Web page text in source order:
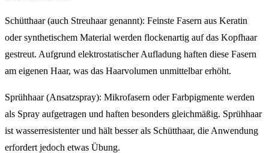
Schütthaar (auch Streuhaar genannt): Feinste Fasern aus Keratin
oder synthetischem Material werden flockenartig auf das Kopfhaar
gestreut. Aufgrund elektrostatischer Aufladung haften diese Fasern
am eigenen Haar, was das Haarvolumen unmittelbar erhöht.
Sprühhaar (Ansatzspray): Mikrofasern oder Farbpigmente werden
als Spray aufgetragen und haften besonders gleichmäßig. Sprühhaar
ist wasserresistenter und hält besser als Schütthaar, die Anwendung
erfordert jedoch etwas Übung.